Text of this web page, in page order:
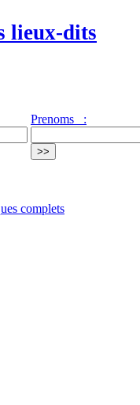
lieux-dits
Prenoms :
complets